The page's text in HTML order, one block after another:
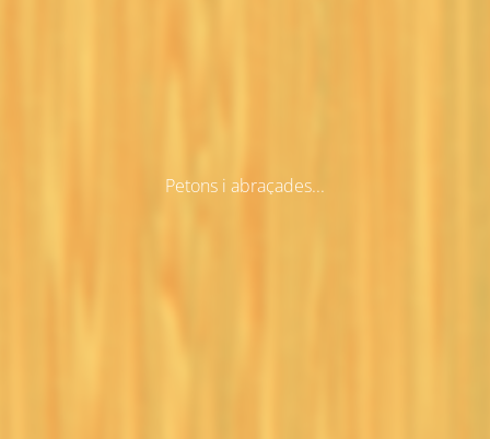
Petons i abraçades...